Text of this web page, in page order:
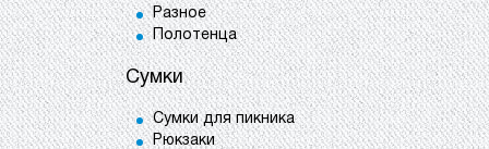
Разное
Полотенца
Сумки
Сумки для пикника
Рюкзаки